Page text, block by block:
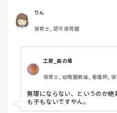
私自身、他にダブルワークも
けで特に忙しくもないので、も
園でフリーをしていたことも
せん。
上のような状況だと、皆さん
園長からは、この日、大丈夫
ければ大丈夫だからとも言わ
も心配です。
りん
保育士, 認可保育園
工房_森の苺
保育士, 幼稚園教諭, 看護師,
無理にならない、というのか
も子もないですやん。